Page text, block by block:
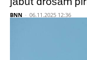
BNN - 06.11.2025 12:36